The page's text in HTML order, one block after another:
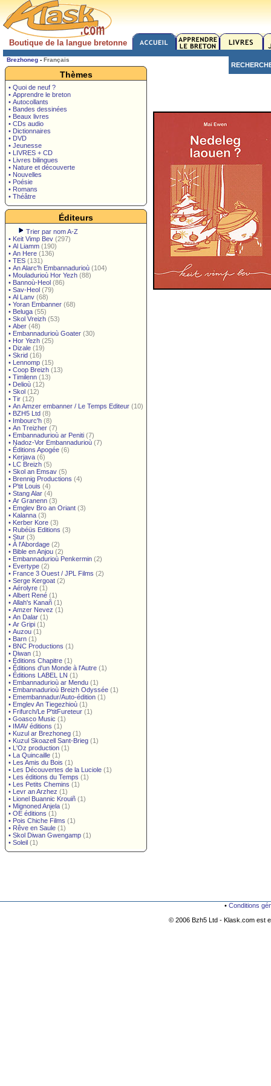
Boutique de la langue bretonne
Brezhoneg - Français
Thèmes
• Quoi de neuf ?
• Apprendre le breton
• Autocollants
• Bandes dessinées
• Beaux livres
• CDs audio
• Dictionnaires
• DVD
• Jeunesse
• LIVRES + CD
• Livres bilingues
• Nature et découverte
• Nouvelles
• Poésie
• Romans
• Théâtre
Éditeurs
Trier par nom A-Z
• Keit Vimp Bev (297)
• Al Liamm (190)
• An Here (136)
• TES (131)
• An Alarc'h Embannadurioù (104)
• Mouladurioù Hor Yezh (88)
• Bannoù-Heol (86)
• Sav-Heol (79)
• Al Lanv (68)
• Yoran Embanner (68)
• Beluga (55)
• Skol Vreizh (53)
• Aber (48)
• Embannadurioù Goater (30)
• Hor Yezh (25)
• Dizale (19)
• Skrid (16)
• Lennomp (15)
• Coop Breizh (13)
• Timilenn (13)
• Delioù (12)
• Skol (12)
• Tir (12)
• An Amzer embanner / Le Temps Editeur (10)
• BZH5 Ltd (8)
• Imbourc'h (8)
• An Treizher (7)
• Embannadurioù ar Peniti (7)
• Nadoz-Vor Embannadurioù (7)
• Éditions Apogée (6)
• Kerjava (6)
• LC Breizh (5)
• Skol an Emsav (5)
• Brennig Productions (4)
• P'tit Louis (4)
• Stang Alar (4)
• Ar Granenn (3)
• Emglev Bro an Oriant (3)
• Kalanna (3)
• Kerber Kore (3)
• Rubéüs Editions (3)
• Stur (3)
• À l'Abordage (2)
• Bible en Anjou (2)
• Embannadurioù Penkermin (2)
• Evertype (2)
• France 3 Ouest / JPL Films (2)
• Serge Kergoat (2)
• Aérolyre (1)
• Albert René (1)
• Allah's Kanañ (1)
• Amzer Nevez (1)
• An Dalar (1)
• Ar Gripi (1)
• Auzou (1)
• Barn (1)
• BNC Productions (1)
• Diwan (1)
• Éditions Chapitre (1)
• Éditions d'un Monde à l'Autre (1)
• Éditions LABEL LN (1)
• Embannadurioù ar Mendu (1)
• Embannadurioù Breizh Odyssée (1)
• Emembannadur/Auto-édition (1)
• Emglev An Tiegezhioù (1)
• Frifurch/Le P'titFureteur (1)
• Goasco Music (1)
• IMAV éditions (1)
• Kuzul ar Brezhoneg (1)
• Kuzul Skoazell Sant-Brieg (1)
• L'Oz production (1)
• La Quincaille (1)
• Les Amis du Bois (1)
• Les Découvertes de la Luciole (1)
• Les éditions du Temps (1)
• Les Petits Chemins (1)
• Levr an Arzhez (1)
• Lionel Buannic Krouiñ (1)
• Mignoned Anjela (1)
• OE éditions (1)
• Pois Chiche Films (1)
• Rêve en Saule (1)
• Skol Diwan Gwengamp (1)
• Soleil (1)
• Conditions
© 2006 Bzh5 Ltd - Klask.com est